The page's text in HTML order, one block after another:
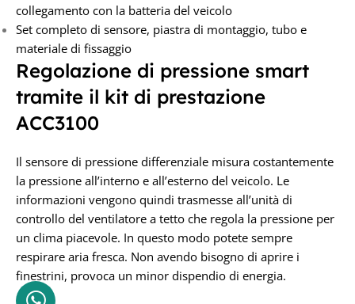
collegamento con la batteria del veicolo
Set completo di sensore, piastra di montaggio, tubo e
materiale di fissaggio
Regolazione di pressione smart
tramite il kit di prestazione
ACC3100
Il sensore di pressione differenziale misura costantemente
la pressione all’interno e all’esterno del veicolo. Le
informazioni vengono quindi trasmesse all’unità di
controllo del ventilatore a tetto che regola la pressione per
un clima piacevole. In questo modo potete sempre
respirare aria fresca. Non avendo bisogno di aprire i
finestrini, provoca un minor dispendio di energia.